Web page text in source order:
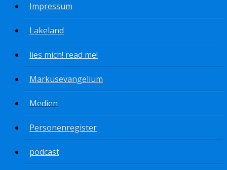
Impressum
Lakeland
lies mich! read me!
Markusevangelium
Medien
Personenregister
podcast